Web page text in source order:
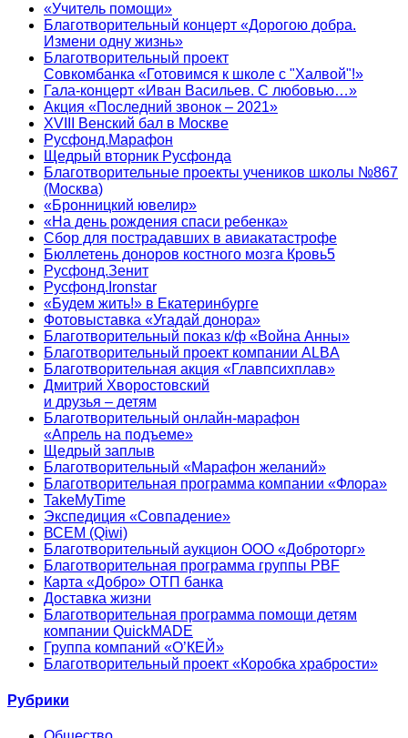
«Учитель помощи»
Благотворительный концерт «Дорогою добра.
Измени одну жизнь»
Благотворительный проект
Совкомбанка «Готовимся к школе с "Халвой"!»
Гала-концерт «Иван Васильев. С любовью…»
Акция «Последний звонок – 2021»
XVIII Венский бал в Москве
Русфонд.Марафон
Щедрый вторник Русфонда
Благотворительные проекты учеников школы №867
(Москва)
«Бронницкий ювелир»
«На день рождения спаси ребенка»
Сбор для пострадавших в авиакатастрофе
Бюллетень доноров костного мозга Кровь5
Русфонд.Зенит
Русфонд.Ironstar
«Будем жить!» в Екатеринбурге
Фотовыставка «Угадай донора»
Благотворительный показ к/ф «Война Анны»
Благотворительный проект компании ALBA
Благотворительная акция «Главпсихплав»
Дмитрий Хворостовский
и друзья – детям
Благотворительный онлайн‑марафон
«Апрель на подъеме»
Щедрый заплыв
Благотворительный «Марафон желаний»
Благотворительная программа компании «Флора»
TakeMyTime
Экспедиция «Совпадение»
ВСЕМ (Qiwi)
Благотворительный аукцион ООО «Доброторг»
Благотворительная программа группы PBF
Карта «Добро» ОТП банка
Доставка жизни
Благотворительная программа помощи детям
компании QuickMADE
Группа компаний «О’КЕЙ»
Благотворительный проект «Коробка храбрости»
Рубрики